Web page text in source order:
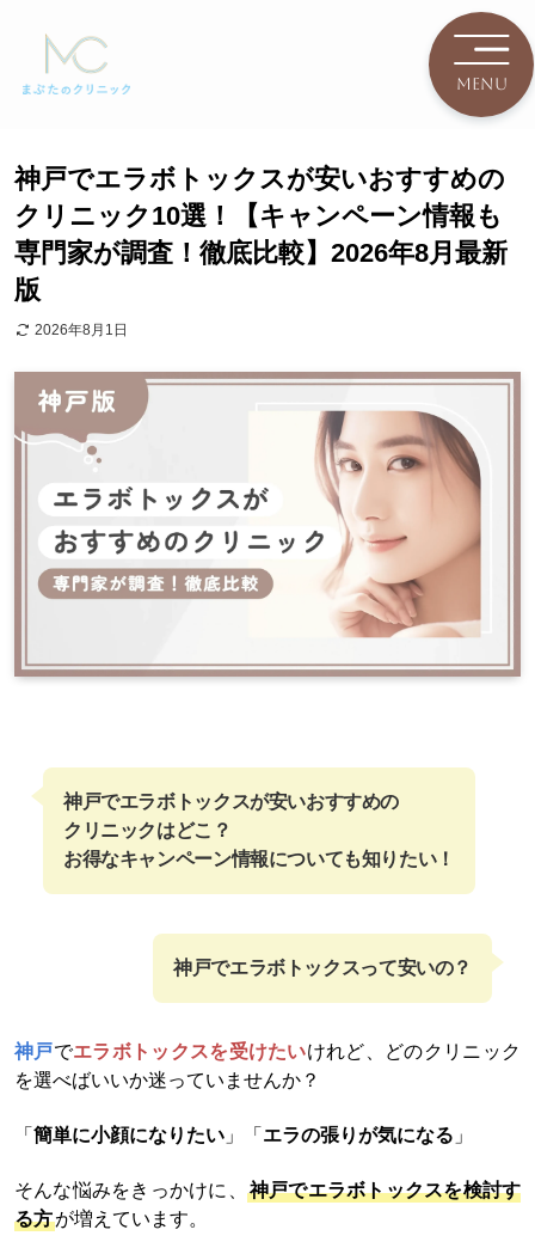
神戸でエラボトックスが安いおすすめの
クリニック10選！【キャンペーン情報も
専門家が調査！徹底比較】2026年8月最新
版
2026年8月1日
神戸でエラボトックスが安いおすすめの
クリニックはどこ？
お得なキャンペーン情報についても知りたい！
神戸でエラボトックスって安いの？
神戸でエラボトックスを受けたいけれど、どのクリニック
を選べばいいか迷っていませんか？
「 簡単に小顔になりたい 」「 エラの張りが気になる 」
そんな悩みをきっかけに、
神戸でエラボトックスを検討す
る方が増えています。